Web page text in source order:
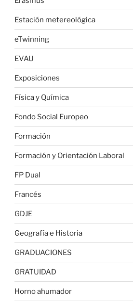
Estación metereológica
eTwinning
EVAU
Exposiciones
Física y Química
Fondo Social Europeo
Formación
Formación y Orientación Laboral
FP Dual
Francés
GDJE
Geografía e Historia
GRADUACIONES
GRATUIDAD
Horno ahumador